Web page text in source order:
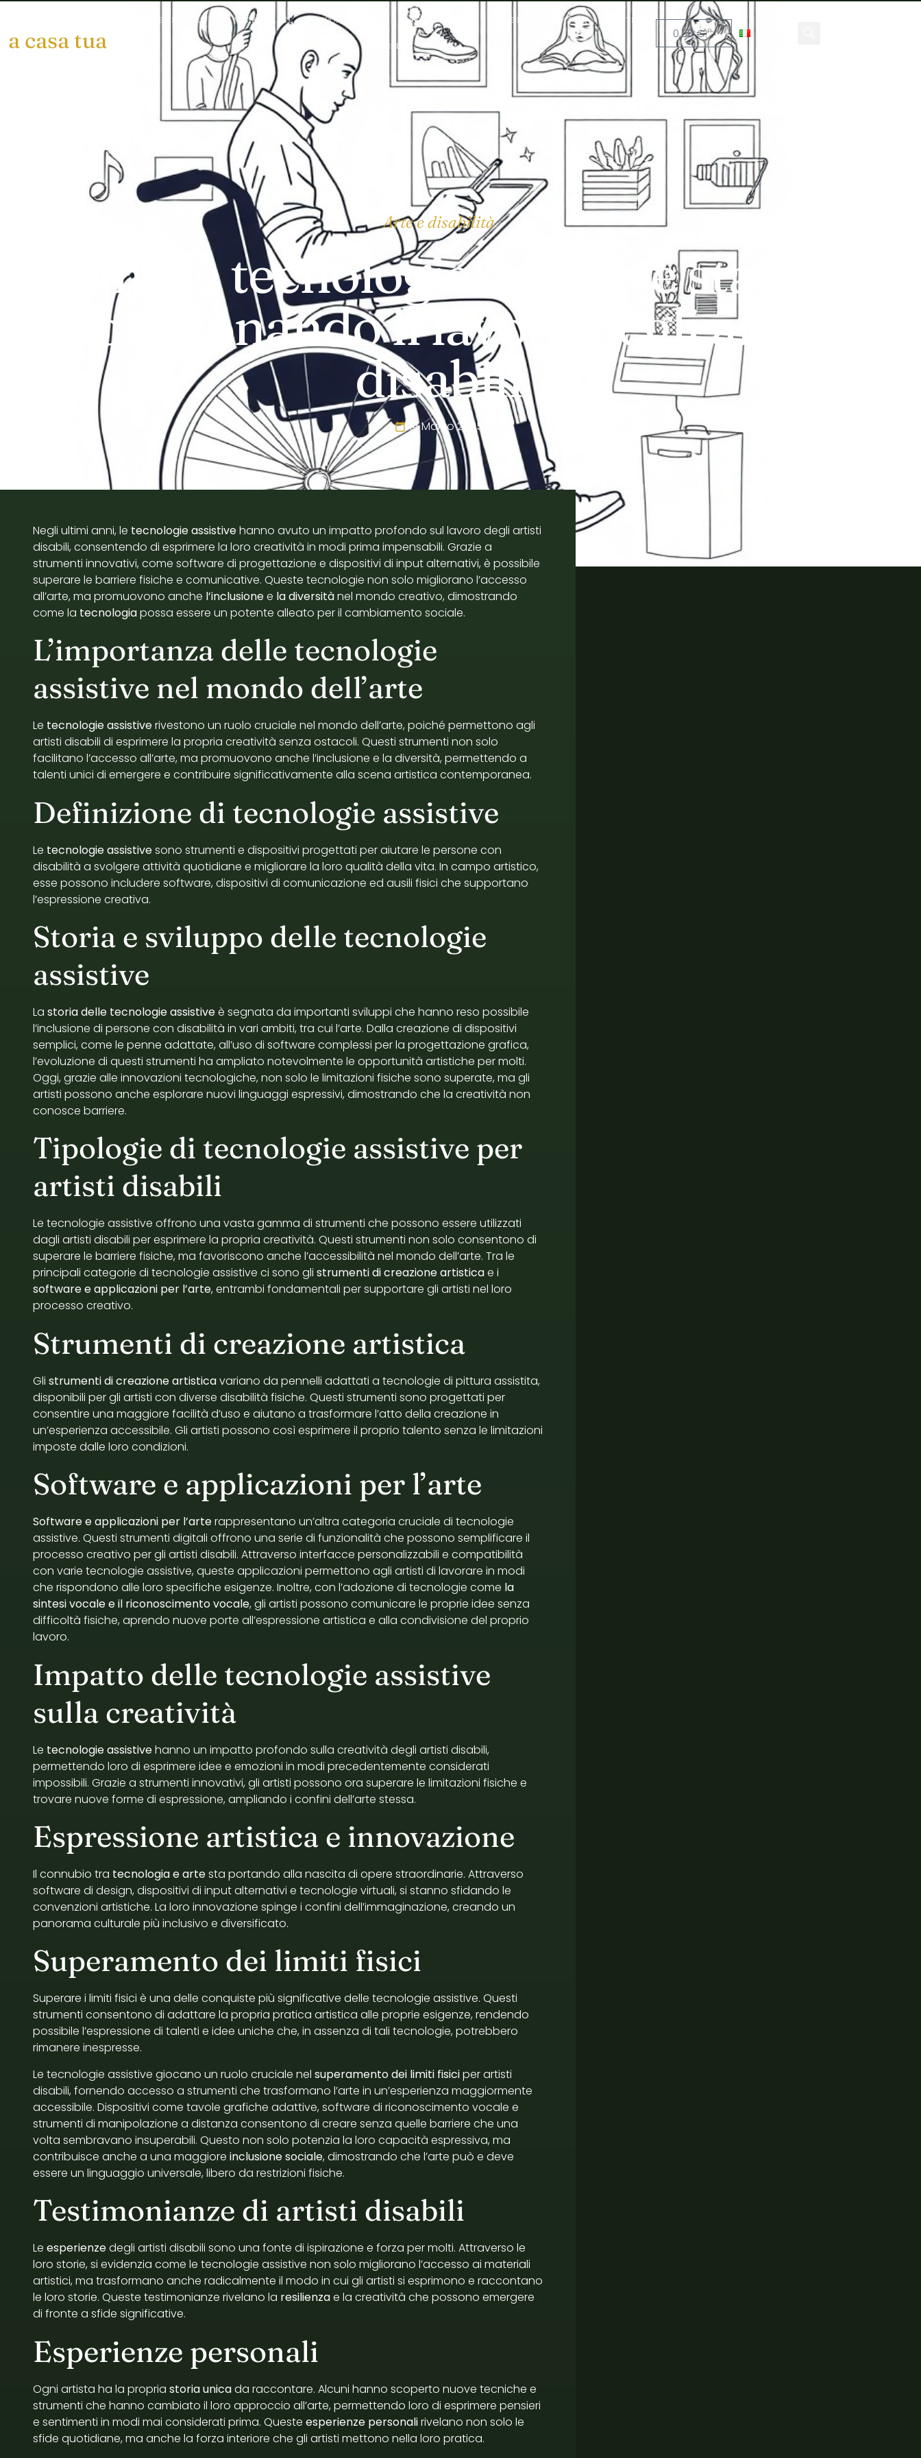
arte
a casa tua
MOSTRE VIRTUALI MARKETPLACE APPROFONDIMENTI ARTE E DISABILITÀ ARTE PAESI EMERGENTI EVENTI
ARTISTI
0,00€
Arte e disabilità
Come le tecnologie assistive stanno
rivoluzionando il lavoro degli artisti
disabili
14 Marzo 2025
Negli ultimi anni, le tecnologie assistivehanno avuto un impatto profondo sul lavoro degli artisti
disabili, consentendo di esprimere la loro creatività in modi prima impensabili. Grazie a
strumenti innovativi, come software di progettazione e dispositivi di input alternativi, è possibile
superare le barriere fisiche e comunicative. Queste tecnologie non solo migliorano l’accesso
all’arte, ma promuovono anche l’inclusionee la diversitànel mondo creativo, dimostrando
come la tecnologiapossa essere un potente alleato per il cambiamento sociale.
L’importanza delle tecnologie
assistive nel mondo dell’arte
Le tecnologie assistiverivestono un ruolo cruciale nel mondo dell’arte, poiché permettono agli
artisti disabili di esprimere la propria creatività senza ostacoli. Questi strumenti non solo
facilitano l’accesso all’arte, ma promuovono anche l’inclusione e la diversità, permettendo a
talenti unici di emergere e contribuire significativamente alla scena artistica contemporanea.
Definizione di tecnologie assistive
Le tecnologie assistivesono strumenti e dispositivi progettati per aiutare le persone con
disabilità a svolgere attività quotidiane e migliorare la loro qualità della vita. In campo artistico,
esse possono includere software, dispositivi di comunicazione ed ausili fisici che supportano
l’espressione creativa.
Storia e sviluppo delle tecnologie
assistive
La storia delle tecnologie assistiveè segnata da importanti sviluppi che hanno reso possibile
l’inclusione di persone con disabilità in vari ambiti, tra cui l’arte. Dalla creazione di dispositivi
semplici, come le penne adattate, all’uso di software complessi per la progettazione grafica,
l’evoluzione di questi strumenti ha ampliato notevolmente le opportunità artistiche per molti.
Oggi, grazie alle innovazioni tecnologiche, non solo le limitazioni fisiche sono superate, ma gli
artisti possono anche esplorare nuovi linguaggi espressivi, dimostrando che la creatività non
conosce barriere.
Tipologie di tecnologie assistive per
artisti disabili
Le tecnologie assistive offrono una vasta gamma di strumenti che possono essere utilizzati
dagli artisti disabili per esprimere la propria creatività. Questi strumenti non solo consentono di
superare le barriere fisiche, ma favoriscono anche l’accessibilità nel mondo dell’arte. Tra le
principali categorie di tecnologie assistive ci sono gli strumenti di creazione artisticae i
software e applicazioni per l’arte, entrambi fondamentali per supportare gli artisti nel loro
processo creativo.
Strumenti di creazione artistica
Gli strumenti di creazione artisticavariano da pennelli adattati a tecnologie di pittura assistita,
disponibili per gli artisti con diverse disabilità fisiche. Questi strumenti sono progettati per
consentire una maggiore facilità d’uso e aiutano a trasformare l’atto della creazione in
un’esperienza accessibile. Gli artisti possono così esprimere il proprio talento senza le limitazioni
imposte dalle loro condizioni.
Software e applicazioni per l’arte
Software e applicazioni per l’arterappresentano un’altra categoria cruciale di tecnologie
assistive. Questi strumenti digitali offrono una serie di funzionalità che possono semplificare il
processo creativo per gli artisti disabili. Attraverso interfacce personalizzabili e compatibilità
con varie tecnologie assistive, queste applicazioni permettono agli artisti di lavorare in modi
che rispondono alle loro specifiche esigenze. Inoltre, con l’adozione di tecnologie come la
sintesi vocale e il riconoscimento vocale, gli artisti possono comunicare le proprie idee senza
difficoltà fisiche, aprendo nuove porte all’espressione artistica e alla condivisione del proprio
lavoro.
Impatto delle tecnologie assistive
sulla creatività
Le tecnologie assistivehanno un impatto profondo sulla creatività degli artisti disabili,
permettendo loro di esprimere idee e emozioni in modi precedentemente considerati
impossibili. Grazie a strumenti innovativi, gli artisti possono ora superare le limitazioni fisiche e
trovare nuove forme di espressione, ampliando i confini dell’arte stessa.
Espressione artistica e innovazione
Il connubio tra tecnologia e artesta portando alla nascita di opere straordinarie. Attraverso
software di design, dispositivi di input alternativi e tecnologie virtuali, si stanno sfidando le
convenzioni artistiche. La loro innovazione spinge i confini dell’immaginazione, creando un
panorama culturale più inclusivo e diversificato.
Superamento dei limiti fisici
Superare i limiti fisici è una delle conquiste più significative delle tecnologie assistive. Questi
strumenti consentono di adattare la propria pratica artistica alle proprie esigenze, rendendo
possibile l’espressione di talenti e idee uniche che, in assenza di tali tecnologie, potrebbero
rimanere inespresse.
Le tecnologie assistive giocano un ruolo cruciale nel superamento dei limiti fisiciper artisti
disabili, fornendo accesso a strumenti che trasformano l’arte in un’esperienza maggiormente
accessibile. Dispositivi come tavole grafiche adattive, software di riconoscimento vocale e
strumenti di manipolazione a distanza consentono di creare senza quelle barriere che una
volta sembravano insuperabili. Questo non solo potenzia la loro capacità espressiva, ma
contribuisce anche a una maggiore inclusione sociale, dimostrando che l’arte può e deve
essere un linguaggio universale, libero da restrizioni fisiche.
Testimonianze di artisti disabili
Le esperienzedegli artisti disabili sono una fonte di ispirazione e forza per molti. Attraverso le
loro storie, si evidenzia come le tecnologie assistive non solo migliorano l’accesso ai materiali
artistici, ma trasformano anche radicalmente il modo in cui gli artisti si esprimono e raccontano
le loro storie. Queste testimonianze rivelano la resilienzae la creatività che possono emergere
di fronte a sfide significative.
Esperienze personali
Ogni artista ha la propria storia unicada raccontare. Alcuni hanno scoperto nuove tecniche e
strumenti che hanno cambiato il loro approccio all’arte, permettendo loro di esprimere pensieri
e sentimenti in modi mai considerati prima. Queste esperienze personalirivelano non solo le
sfide quotidiane, ma anche la forza interiore che gli artisti mettono nella loro pratica.